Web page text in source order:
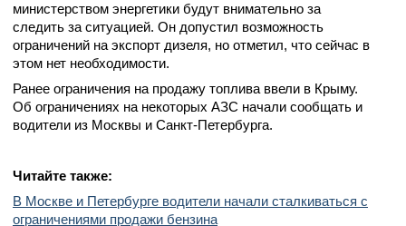
министерством энергетики будут внимательно за
следить за ситуацией. Он допустил возможность
ограничений на экспорт дизеля, но отметил, что сейчас в
этом нет необходимости.
Ранее ограничения на продажу топлива ввели в Крыму.
Об ограничениях на некоторых АЗС начали сообщать и
водители из Москвы и Санкт-Петербурга.
Читайте также:
В Москве и Петербурге водители начали сталкиваться с
ограничениями продажи бензина